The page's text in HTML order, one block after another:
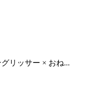
リッサー × おね...